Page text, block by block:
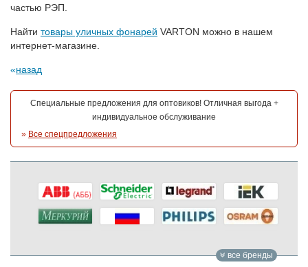
частью PЭП.
Найти товары уличных фонарей VARTON можно в нашем
интернет-магазине.
назад
Специальные предложения для оптовиков! Отличная выгода +
индивидуальное обслуживание
» Все спецпредложения
все бренды